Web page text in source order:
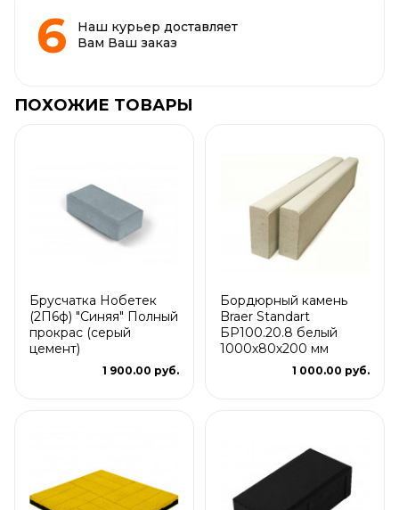
Наш курьер доставляет
Вам Ваш заказ
ПОХОЖИЕ ТОВАРЫ
Брусчатка Нобетек
(2П6ф) "Синяя" Полный
прокрас (серый
цемент)
1 900.00 руб.
Бордюрный камень
Braer Standart
БР100.20.8 белый
1000х80х200 мм
1 000.00 руб.